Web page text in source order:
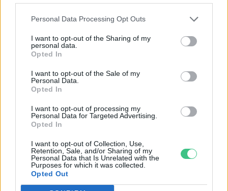
Personal Data Processing Opt Outs
I want to opt-out of the Sharing of my
personal data.
Opted In
I want to opt-out of the Sale of my
Personal Data.
Opted In
I want to opt-out of processing my
Personal Data for Targeted Advertising.
Opted In
I want to opt-out of Collection, Use,
Retention, Sale, and/or Sharing of my
Personal Data that Is Unrelated with the
Purposes for which it was collected.
Opted Out
Kiváló ütemben töltődnek a hazai
gáztárolók
Greendex Szemle
Az európaiak nagy többsége
csökkenti az otthoni
energiafogyasztást
Greendex Szemle